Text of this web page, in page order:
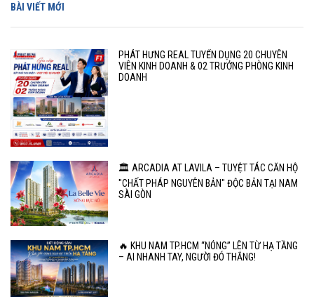
BÀI VIẾT MỚI
PHÁT HƯNG REAL TUYỂN DỤNG 20 CHUYÊN
VIÊN KINH DOANH & 02 TRƯỞNG PHÒNG KINH
DOANH
🏛️ ARCADIA AT LAVILA – TUYỆT TÁC CĂN HỘ
"CHẤT PHÁP NGUYÊN BẢN" ĐỘC BẢN TẠI NAM
SÀI GÒN
🔥 KHU NAM TP.HCM “NÓNG” LÊN TỪ HẠ TẦNG
– AI NHANH TAY, NGƯỜI ĐÓ THẮNG!